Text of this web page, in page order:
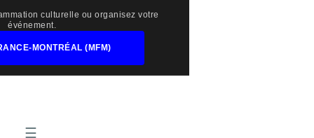
culturelle ou organisez votre
événement.
MONTRÉAL (MFM)
☰